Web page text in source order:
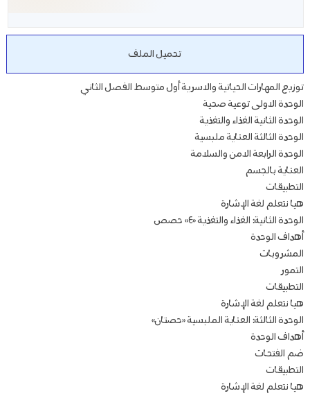
تحميل الملف
توزيع المهارات الحياتية والاسرية أول متوسط الفصل الثاني
الوحدة الاولى توعية صحية
الوحدة الثانية الغذاء والتغذية
الوحدة الثالثة العناية ملبسية
الوحدة الرابعة الامن والسلامة
العناية بالجسم
التطبيقات
هيا نتعلم لغة الإشارة
الوحدة الثانية: الغذاء والتغذية «٤» حصص
أهداف الوحدة
المشروبات
التمور
التطبيقات
هيا نتعلم لغة الإشارة
الوحدة الثالثة: العناية الملبسية «حصتان»
أهداف الوحدة
ضم الفتحات
التطبيقات
هيا نتعلم لغة الإشارة